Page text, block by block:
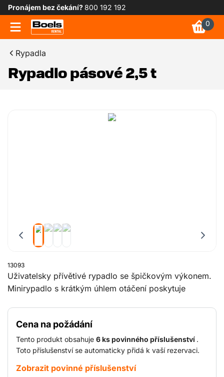
Pronájem bez čekání?800 192 192
0
Rypadla
Rypadlo pásové 2,5 t
13093
Uživatelsky přívětivé rypadlo se špičkovým výkonem.
Minirypadlo s krátkým úhlem otáčení poskytuje
prostorech, kde nelze použít tradiční stroje. Díky
maximální přesnosti a ovladatelnosti jsou tyto stroje
ideální pro všechny uživatele, od začátečníků až po ty
nejzkušenější.
Cena na požádání
Tento produkt obsahuje 6 ks povinného příslušenství .
Toto příslušenství se automaticky přidá k vaší rezervaci.
Zobrazit povinné příslušenství